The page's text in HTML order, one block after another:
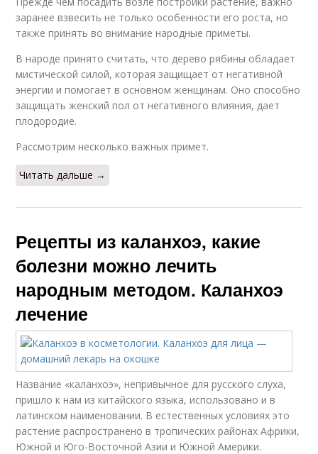
заранее взвесить не только особенности его роста, но
также принять во внимание народные приметы.
В народе принято считать, что дерево рябины обладает
мистической силой, которая защищает от негативной
энергии и помогает в основном женщинам. Оно способно
защищать женский пол от негативного влияния, дает
плодородие.
Рассмотрим несколько важных примет.
Читать дальше →
Рецепты из каланхоэ, какие
болезни можно лечить
народным методом. Каланхоэ
лечение
Название «каланхоэ», непривычное для русского слуха,
пришло к нам из китайского языка, использовано и в
латинском наименовании. В естественных условиях это
растение распространено в тропических районах Африки,
Южной и Юго-Восточной Азии и Южной Америки.